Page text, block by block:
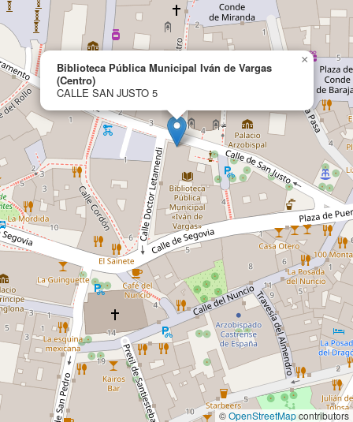
Biblioteca Pública Municipal Iván de Vargas
(Centro)
CALLE SAN JUSTO 5
×
©OpenStreetMapcontributors